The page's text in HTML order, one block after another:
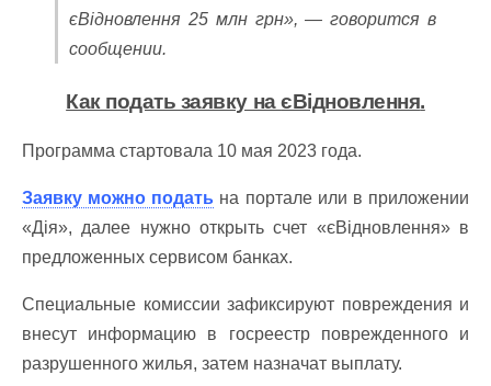
єВідновлення 25 млн грн», — говорится в
сообщении.
Как подать заявку наєВідновлення.
Программа стартовала 10 мая 2023 года.
Заявку можно подать на портале или в приложении
«Дія», далее нужно открыть счет «єВідновлення» в
предложенных сервисом банках.
Специальные комиссии зафиксируют повреждения и
внесут информацию в госреестр поврежденного и
разрушенного жилья, затем назначат выплату.